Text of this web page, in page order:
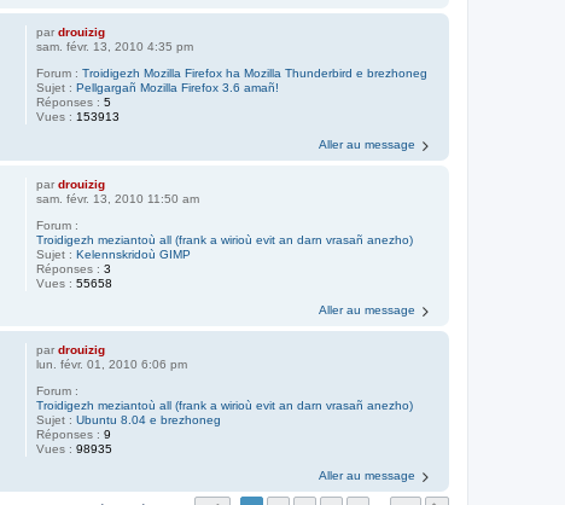
pardrouizig
sam. févr. 13, 2010 4:35 pm
Forum :Troidigezh Mozilla Firefox ha Mozilla Thunderbird e brezhoneg
Sujet :Pellgargañ Mozilla Firefox 3.6 amañ!
Réponses :5
Vues : 153913
Aller au message
pardrouizig
sam. févr. 13, 2010 11:50 am
Forum :
Troidigezh meziantoù all (frank a wirioù evit an darn vrasañ anezho)
Sujet :Kelennskridoù GIMP
Réponses :3
Vues :55658
Aller au message
pardrouizig
lun. févr. 01, 2010 6:06 pm
Forum :
Troidigezh meziantoù all (frank a wirioù evit an darn vrasañ anezho)
Sujet :Ubuntu 8.04 e brezhoneg
Réponses :9
Vues :98935
Aller au message